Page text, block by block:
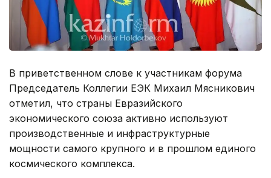
В приветственном слове к участникам форума
Председатель Коллегии ЕЭК Михаил Мясникович
отметил, что страны Евразийского
экономического союза активно используют
производственные и инфраструктурные
мощности самого крупного и в прошлом единого
космического комплекса.